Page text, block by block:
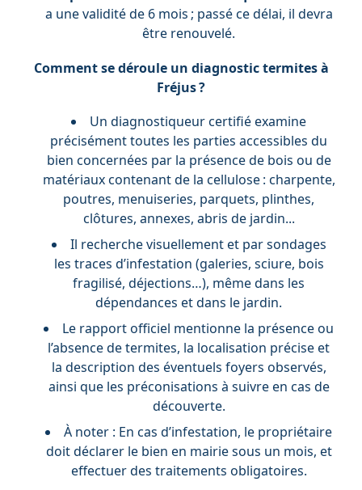
a une validité de 6 mois ; passé ce délai, il devra
être renouvelé.
Comment se déroule un diagnostic termites à
Fréjus ?
Un diagnostiqueur certifié examine
précisément toutes les parties accessibles du
bien concernées par la présence de bois ou de
matériaux contenant de la cellulose : charpente,
poutres, menuiseries, parquets, plinthes,
clôtures, annexes, abris de jardin...
Il recherche visuellement et par sondages
les traces d’infestation (galeries, sciure, bois
fragilisé, déjections…), même dans les
dépendances et dans le jardin.
Le rapport officiel mentionne la présence ou
l’absence de termites, la localisation précise et
la description des éventuels foyers observés,
ainsi que les préconisations à suivre en cas de
découverte.
À noter : En cas d’infestation, le propriétaire
doit déclarer le bien en mairie sous un mois, et
effectuer des traitements obligatoires.